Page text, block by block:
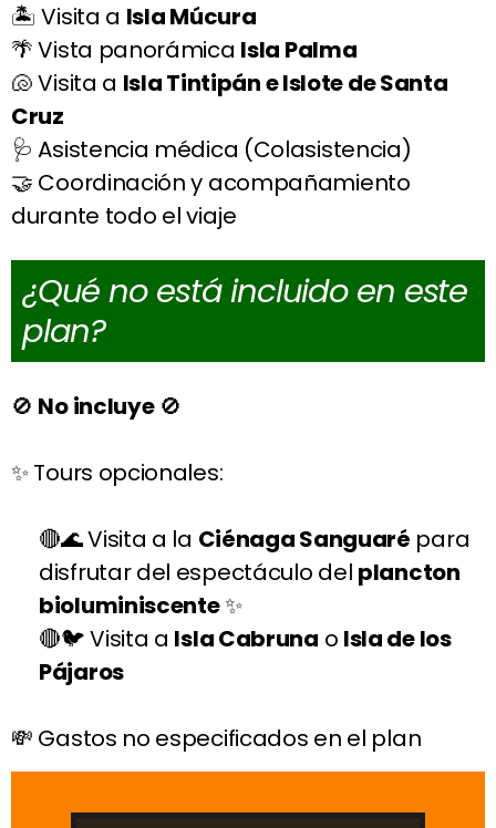
🏝️ Visita a Isla Múcura
🌴 Vista panorámica Isla Palma
🐚 Visita a Isla Tintipán e Islote de Santa
Cruz
🩺 Asistencia médica (Colasistencia)
🤝 Coordinación y acompañamiento
durante todo el viaje
¿Qué no está incluido en este
plan?
🚫 No incluye🚫
✨ Tours opcionales:
🌊 Visita a la Ciénaga Sanguaré para
disfrutar del espectáculo del plancton
bioluminiscente✨
🐦 Visita a Isla Cabruna o Isla de los
Pájaros
💸 Gastos no especificados en el plan